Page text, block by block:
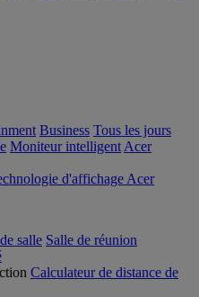
Business Tous les jours
Moniteur intelligent Acer
d'affichage Acer
salle Salle de réunion
Calculateur de distance de